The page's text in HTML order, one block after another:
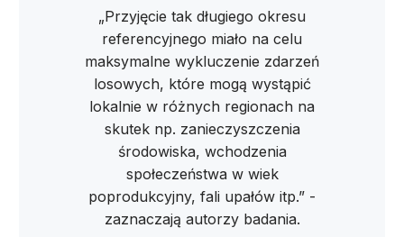
„Przyjęcie tak długiego okresu
referencyjnego miało na celu
maksymalne wykluczenie zdarzeń
losowych, które mogą wystąpić
lokalnie w różnych regionach na
skutek np. zanieczyszczenia
środowiska, wchodzenia
społeczeństwa w wiek
poprodukcyjny, fali upałów itp.” -
zaznaczają autorzy badania.